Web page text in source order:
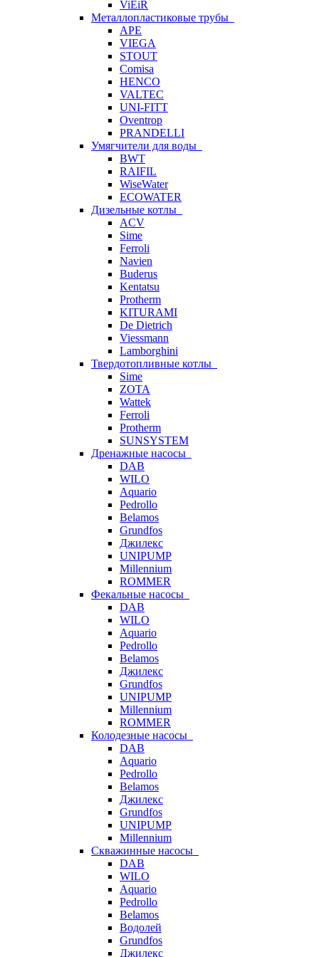
ViEiR
Металлопластиковые трубы
APE
VIEGA
STOUT
Comisa
HENCO
VALTEC
UNI-FITT
Oventrop
PRANDELLI
Умягчители для воды
BWT
RAIFIL
WiseWater
ECOWATER
Дизельные котлы
ACV
Sime
Ferroli
Navien
Buderus
Kentatsu
Protherm
KITURAMI
De Dietrich
Viessmann
Lamborghini
Твердотопливные котлы
Sime
ZOTA
Wattek
Ferroli
Protherm
SUNSYSTEM
Дренажные насосы
DAB
WILO
Aquario
Pedrollo
Belamos
Grundfos
Джилекс
UNIPUMP
Millennium
ROMMER
Фекальные насосы
DAB
WILO
Aquario
Pedrollo
Belamos
Джилекс
Grundfos
UNIPUMP
Millennium
ROMMER
Колодезные насосы
DAB
Aquario
Pedrollo
Belamos
Джилекс
Grundfos
UNIPUMP
Millennium
Скважинные насосы
DAB
WILO
Aquario
Pedrollo
Belamos
Водолей
Grundfos
Джилекс